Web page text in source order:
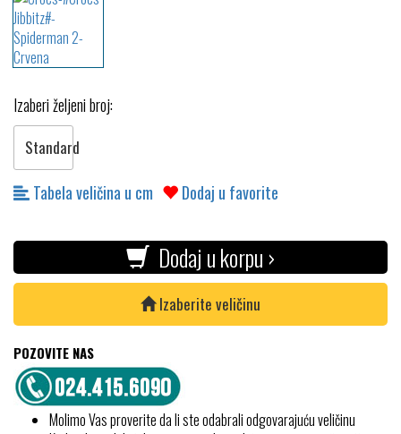
Izaberi željeni broj:
Standard
Tabela veličina u cm Dodaj u favorite
Dodaj u korpu ›
Izaberite veličinu
POZOVITE NAS
Molimo Vas proverite da li ste odabrali odgovarajuću veličinu